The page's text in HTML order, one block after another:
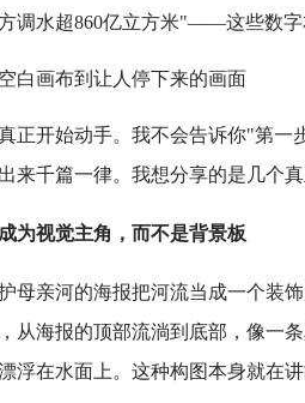
调水超860亿立方米"——这些数字
白画布到让人停下来的画面
正开始动手。我不会告诉你"第
来千篇一律。我想分享的是几个
为视觉主角，而不是背景板
母亲河的海报把河流当成一个装
从海报的顶部流淌到底部，像一
浮在水面上。这种构图本身就在